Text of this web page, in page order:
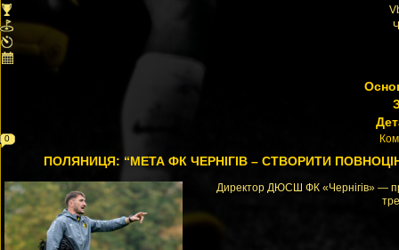
0
ПОЛЯНИЦЯ: “МЕТА ФК ЧЕРНІГІВ – СТВОРИТИ
Директор ДЮСШ ФК «Чернігів» —